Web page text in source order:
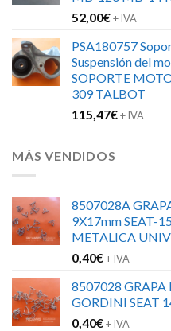
52,00€+ IVA
PSA180757
Suspensión del
SOPORTE
309 TALBOT
115,47€+ IVA
MÁS VENDIDOS
8507028A
9X17mm SEAT-
METALICA
0,40€+ IVA
8507028 GRAPA
GORDINI SEAT
0,40€+ IVA